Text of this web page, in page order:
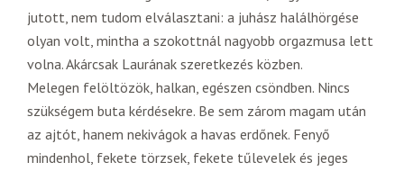
jutott, nem tudom elválasztani: a juhász halálhörgése
olyan volt, mintha a szokottnál nagyobb orgazmusa lett
volna. Akárcsak Laurának szeretkezés közben.
Melegen felöltözök, halkan, egészen csöndben. Nincs
szükségem buta kérdésekre. Be sem zárom magam után
az ajtót, hanem nekivágok a havas erdőnek. Fenyő
mindenhol, fekete törzsek, fekete tűlevelek és jeges